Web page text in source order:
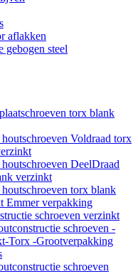
aflakken
gebogen steel
torx blank
Voldraad torx
DeelDraad
verzinkt
torx blank
Emmer verpakking
schroeven verzinkt
schroeven -
Torx -Grootverpakking
schroeven